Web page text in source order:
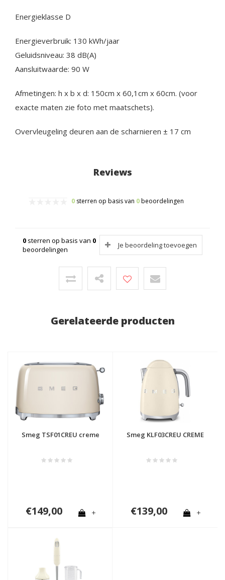
Energieklasse D
Energieverbruik: 130 kWh/jaar
Geluidsniveau: 38 dB(A)
Aansluitwaarde: 90 W
Afmetingen: h x b x d: 150cm x 60,1cm x 60cm. (voor
exacte maten zie foto met maatschets).
Overvleugeling deuren aan de scharnieren ± 17 cm
Reviews
0 sterren op basis van 0beoordelingen
0 sterren op basis van 0
beoordelingen
Je beoordeling toevoegen
Gerelateerde producten
Smeg TSF01CREU creme
€149,00 +
Smeg KLF03CREU CREME
€139,00 +